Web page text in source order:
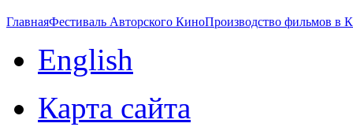
ГлавнаяФестиваль Авторского КиноПроизводство фильмов в
English
Карта сайта